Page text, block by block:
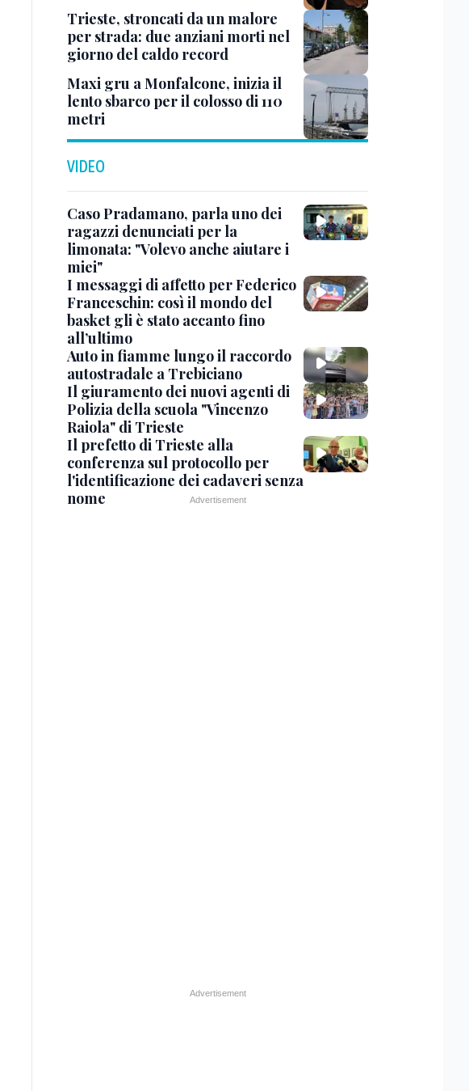
Trieste, stroncati da un malore
per strada: due anziani morti nel
giorno del caldo record
Maxi gru a Monfalcone, inizia il
lento sbarco per il colosso di 110
metri
VIDEO
Caso Pradamano, parla uno dei
ragazzi denunciati per la
limonata: "Volevo anche aiutare i
miei"
I messaggi di affetto per Federico
Franceschin: così il mondo del
basket gli è stato accanto fino
all’ultimo
Auto in fiamme lungo il raccordo
autostradale a Trebiciano
Il giuramento dei nuovi agenti di
Polizia della scuola "Vincenzo
Raiola" di Trieste
Il prefetto di Trieste alla
conferenza sul protocollo per
l'identificazione dei cadaveri senza
nome